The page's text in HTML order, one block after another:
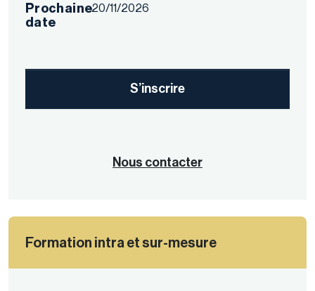
Prochaine
date
20/11/2026
S’inscrire
Nous contacter
Formation intra et sur-mesure